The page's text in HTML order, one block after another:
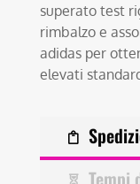
superato test
rimbalzo e
adidas per
elevati
Tempi